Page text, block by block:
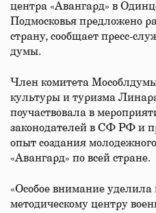
центра «Авангард» в
Подмосковья предложено
страну, сообщает пресс-
думы.
Член комитета
культуры и туризма
поучаствовала в
законодателей в СФ РФ и
опыт создания
«Авангард» по всей стране.
«Особое внимание уделила
методическому центру